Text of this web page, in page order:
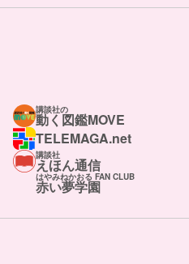
講談社の
動く図鑑MOVE
TELEMAGA.net
講談社
えほん通信
はやみねかおる FAN CLUB
赤い夢学園